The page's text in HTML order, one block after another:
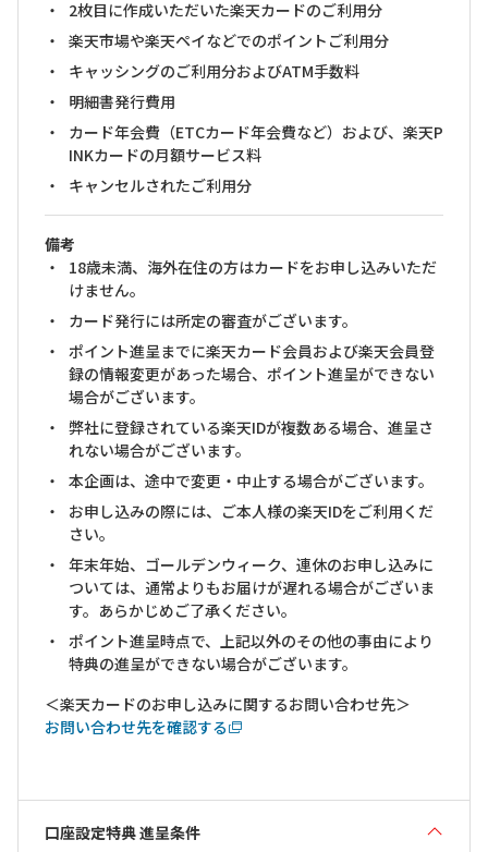
2枚目に作成いただいた楽天カードのご利用分
楽天市場や楽天ペイなどでのポイントご利用分
キャッシングのご利用分およびATM手数料
明細書発行費用
カード年会費（ETCカード年会費など）および、楽天P
INKカードの月額サービス料
キャンセルされたご利用分
備考
18歳未満、海外在住の方はカードをお申し込みいただ
けません。
カード発行には所定の審査がございます。
ポイント進呈までに楽天カード会員および楽天会員登
録の情報変更があった場合、ポイント進呈ができない
場合がございます。
弊社に登録されている楽天IDが複数ある場合、進呈さ
れない場合がございます。
本企画は、途中で変更・中止する場合がございます。
お申し込みの際には、ご本人様の楽天IDをご利用くだ
さい。
年末年始、ゴールデンウィーク、連休のお申し込みに
ついては、通常よりもお届けが遅れる場合がございま
す。あらかじめご了承ください。
ポイント進呈時点で、上記以外のその他の事由により
特典の進呈ができない場合がございます。
＜楽天カードのお申し込みに関するお問い合わせ先＞
お問い合わせ先を確認する
口座設定特典 進呈条件